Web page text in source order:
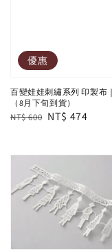
優惠
百變娃娃刺繡系列 印製布
（8月下旬到貨）
Regular
NT$ 600 Sale
NT$ 474